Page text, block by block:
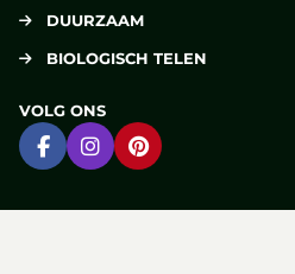
DUURZAAM
BIOLOGISCH TELEN
VOLG ONS
Ga naar Facebook
Ga naar Instagram
Ga naar Pinterest